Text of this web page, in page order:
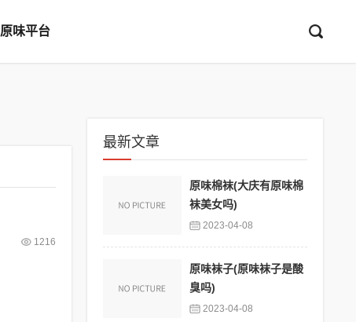
原味平台
1216
最新文章
原味棉袜(大庆有原味棉
袜美女吗)
2023-04-08
原味袜子(原味袜子是酸
臭吗)
2023-04-08